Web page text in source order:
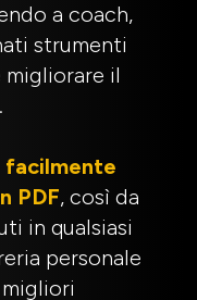
a coach,
strumenti
il
facilmente
PDF, così da
in qualsiasi
personale